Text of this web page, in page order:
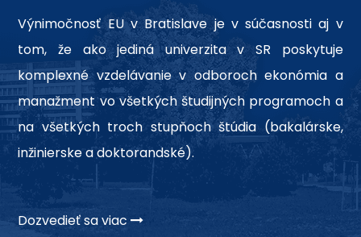
Výnimočnosť EU v Bratislave je v súčasnosti aj v
tom, že ako jediná univerzita v SR poskytuje
komplexné vzdelávanie v odboroch ekonómia a
manažment vo všetkých študijných programoch a
na všetkých troch stupňoch štúdia (bakalárske,
inžinierske a doktorandské).
Dozvedieť sa viac